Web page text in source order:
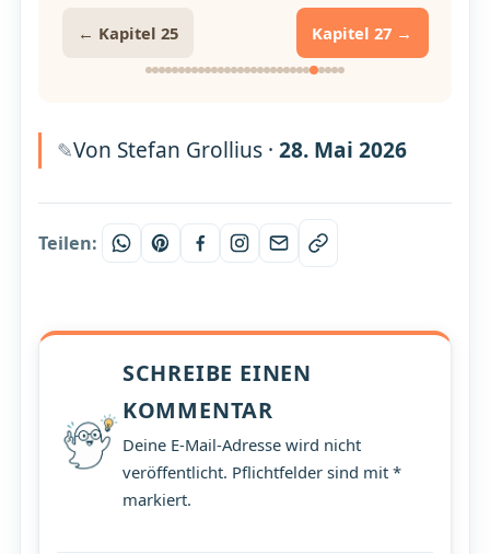
← Kapitel 25 Kapitel 27 →
Von Stefan Grollius · 28. Mai 2026
Teilen:
SCHREIBE EINEN
KOMMENTAR
Deine E-Mail-Adresse wird nicht
veröffentlicht. Pflichtfelder sind mit *
markiert.